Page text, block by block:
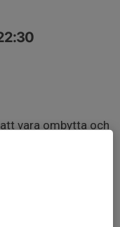
vara ombytta och
ni inte delta efter